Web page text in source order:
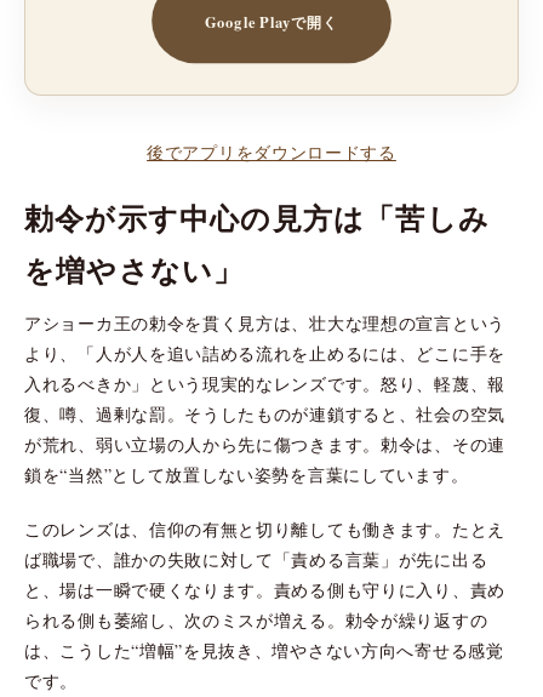
Google Playで開く
後でアプリをダウンロードする
勅令が示す中心の見方は「苦しみ
を増やさない」
アショーカ王の勅令を貫く見方は、壮大な理想の宣言という
より、「人が人を追い詰める流れを止めるには、どこに手を
入れるべきか」という現実的なレンズです。怒り、軽蔑、報
復、噂、過剰な罰。そうしたものが連鎖すると、社会の空気
が荒れ、弱い立場の人から先に傷つきます。勅令は、その連
鎖を“当然”として放置しない姿勢を言葉にしています。
このレンズは、信仰の有無と切り離しても働きます。たとえ
ば職場で、誰かの失敗に対して「責める言葉」が先に出る
と、場は一瞬で硬くなります。責める側も守りに入り、責め
られる側も萎縮し、次のミスが増える。勅令が繰り返すの
は、こうした“増幅”を見抜き、増やさない方向へ寄せる感覚
です。